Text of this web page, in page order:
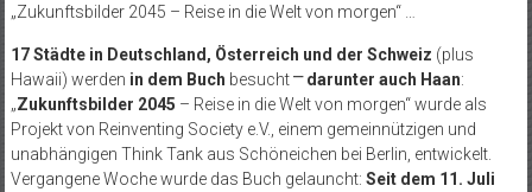
„Zukunftsbilder 2045 – Reise in die Welt von morgen“ …
17 Städte in Deutschland, Österreich und der Schweiz (plus
Hawaii) werden in dem Buch besucht⎻ darunter auch Haan:
„Zukunftsbilder 2045 – Reise in die Welt von morgen“ wurde als
Projekt von Reinventing Society e.V., einem gemeinnützigen und
unabhängigen Think Tank aus Schöneichen bei Berlin, entwickelt.
Vergangene Woche wurde das Buch gelauncht: Seit dem 11. Juli